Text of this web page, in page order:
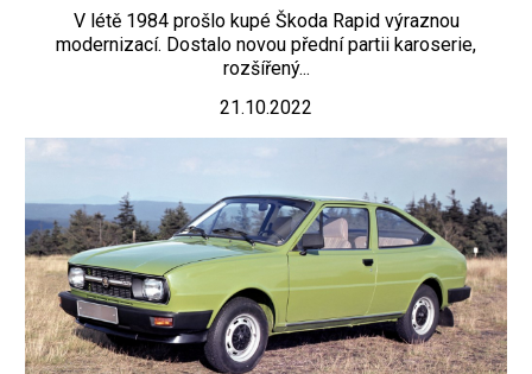
V létě 1984 prošlo kupé Škoda Rapid výraznou
modernizací. Dostalo novou přední partii karoserie,
rozšířený...
21.10.2022